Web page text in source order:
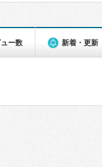
ー数 新着・更新